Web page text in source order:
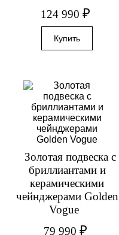
124 990₽
Золотая подвеска с
бриллиантами и
керамическими
чейнджерами Golden
Vogue
79 990₽